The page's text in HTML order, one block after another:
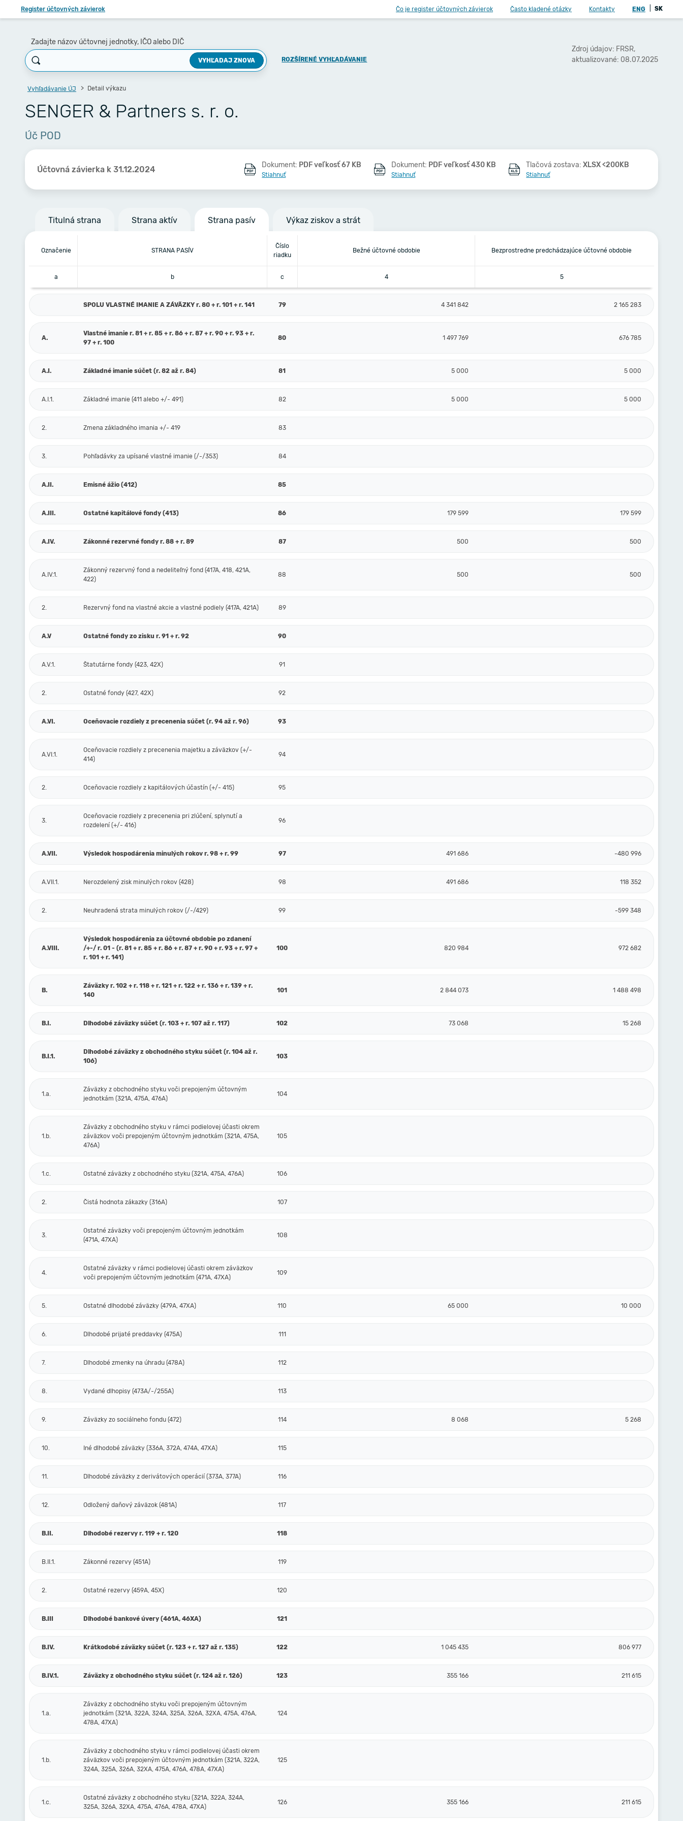
Register účtovných závierok Čo je register účtovných závierok Často kladené otázky Kontakty ENG SK
Zadajte názov účtovnej jednotky, IČO alebo DIČ
VYHĽADAJ ZNOVA ROZŠÍRENÉ VYHĽADÁVANIE
Zdroj údajov: FRSR,
aktualizované: 08.07.2025
Vyhľadávanie ÚJ Detail výkazu
SENGER & Partners s. r. o.
Úč POD
Účtovná závierka k 31.12.2024 Dokument: PDF veľkosť 67 KB
Stiahnuť
Dokument: PDF veľkosť 430 KB
Stiahnuť
Tlačová zostava:XLSX <200KB
Stiahnuť
Titulná strana Strana aktív Strana pasív Výkaz ziskov a strát
Označenie STRANA PASÍV
Číslo
riadku
Bežné účtovné obdobie Bezprostredne predchádzajúce účtovné obdobie
a b c 4 5
SPOLU VLASTNÉ IMANIE A ZÁVÄZKY r. 80 + r. 101 + r. 141 79 4 341 842 2 165 283
A.
Vlastné imanie r. 81 + r. 85 + r. 86 + r. 87 + r. 90 + r. 93 + r.
97 + r. 100
80 1 497 769 676 785
A.I. Základné imanie súčet (r. 82 až r. 84) 81 5 000 5 000
A.I.1. Základné imanie (411 alebo +/- 491) 82 5 000 5 000
2. Zmena základného imania +/- 419 83
3. Pohľadávky za upísané vlastné imanie (/-/353) 84
A.II. Emisné ážio (412) 85
A.III. Ostatné kapitálové fondy (413) 86 179 599 179 599
A.IV. Zákonné rezervné fondy r. 88 + r. 89 87 500 500
A.IV.1.
Zákonný rezervný fond a nedeliteľný fond (417A, 418, 421A,
422)
88 500 500
2. Rezervný fond na vlastné akcie a vlastné podiely (417A, 421A) 89
A.V Ostatné fondy zo zisku r. 91 + r. 92 90
A.V.1. Štatutárne fondy (423, 42X) 91
2. Ostatné fondy (427, 42X) 92
A.VI. Oceňovacie rozdiely z precenenia súčet (r. 94 až r. 96) 93
A.VI.1.
Oceňovacie rozdiely z precenenia majetku a záväzkov (+/-
414)
94
2. Oceňovacie rozdiely z kapitálových účastín (+/- 415) 95
3.
Oceňovacie rozdiely z precenenia pri zlúčení, splynutí a
rozdelení (+/- 416)
96
A.VII. Výsledok hospodárenia minulých rokov r. 98 + r. 99 97 491 686 -480 996
A.VII.1. Nerozdelený zisk minulých rokov (428) 98 491 686 118 352
2. Neuhradená strata minulých rokov (/-/429) 99 -599 348
A.VIII.
Výsledok hospodárenia za účtovné obdobie po zdanení
/+-/ r. 01 - (r. 81 + r. 85 + r. 86 + r. 87 + r. 90 + r. 93 + r. 97 +
r. 101 + r. 141)
100 820 984 972 682
B.
Záväzky r. 102 + r. 118 + r. 121 + r. 122 + r. 136 + r. 139 + r.
140
101 2 844 073 1 488 498
B.I. Dlhodobé záväzky súčet (r. 103 + r. 107 až r. 117) 102 73 068 15 268
B.I.1.
Dlhodobé záväzky z obchodného styku súčet (r. 104 až r.
106)
103
1.a.
Záväzky z obchodného styku voči prepojeným účtovným
jednotkám (321A, 475A, 476A)
104
1.b.
Záväzky z obchodného styku v rámci podielovej účasti okrem
záväzkov voči prepojeným účtovným jednotkám (321A, 475A,
476A)
105
1.c. Ostatné záväzky z obchodného styku (321A, 475A, 476A) 106
2. Čistá hodnota zákazky (316A) 107
3.
Ostatné záväzky voči prepojeným účtovným jednotkám
(471A, 47XA)
108
4.
Ostatné záväzky v rámci podielovej účasti okrem záväzkov
voči prepojeným účtovným jednotkám (471A, 47XA)
109
5. Ostatné dlhodobé záväzky (479A, 47XA) 110 65 000 10 000
6. Dlhodobé prijaté preddavky (475A) 111
7. Dlhodobé zmenky na úhradu (478A) 112
8. Vydané dlhopisy (473A/-/255A) 113
9. Záväzky zo sociálneho fondu (472) 114 8 068 5 268
10. Iné dlhodobé záväzky (336A, 372A, 474A, 47XA) 115
11. Dlhodobé záväzky z derivátových operácií (373A, 377A) 116
12. Odložený daňový záväzok (481A) 117
B.II. Dlhodobé rezervy r. 119 + r. 120 118
B.II.1. Zákonné rezervy (451A) 119
2. Ostatné rezervy (459A, 45X) 120
B.III Dlhodobé bankové úvery (461A, 46XA) 121
B.IV. Krátkodobé záväzky súčet (r. 123 + r. 127 až r. 135) 122 1 045 435 806 977
B.IV.1. Záväzky z obchodného styku súčet (r. 124 až r. 126) 123 355 166 211 615
1.a.
Záväzky z obchodného styku voči prepojeným účtovným
jednotkám (321A, 322A, 324A, 325A, 326A, 32XA, 475A, 476A,
478A, 47XA)
124
1.b.
Záväzky z obchodného styku v rámci podielovej účasti okrem
záväzkov voči prepojeným účtovným jednotkám (321A, 322A,
324A, 325A, 326A, 32XA, 475A, 476A, 478A, 47XA)
125
1.c.
Ostatné záväzky z obchodného styku (321A, 322A, 324A,
325A, 326A, 32XA, 475A, 476A, 478A, 47XA)
126 355 166 211 615